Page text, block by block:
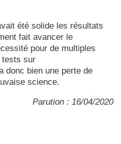
été solide les résultats
fait avancer le
pour de multiples
tests sur
donc bien une perte de
science.
Parution : 16/04/2020